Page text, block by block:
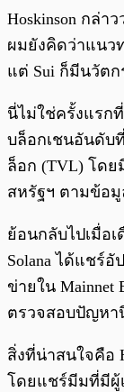
Hoskinson กล่า
ผมยังคิดว่าแนว
แต่ Sui ก็มีนวัตก
นี่ไม่ใช่ครั้งแรกที่
บล็อกเชนอันดับ
ล็อก (TVL) โด
สหรัฐฯ ตามข้อมู
ย้อนกลับไปเมื่อ
Solana ได้แชร์
ข่ายใน Mainnet
ตรวจสอบปัญหา
สิ่งที่น่าสนใจคือ
โดยแชร์มีมที่มีผู้